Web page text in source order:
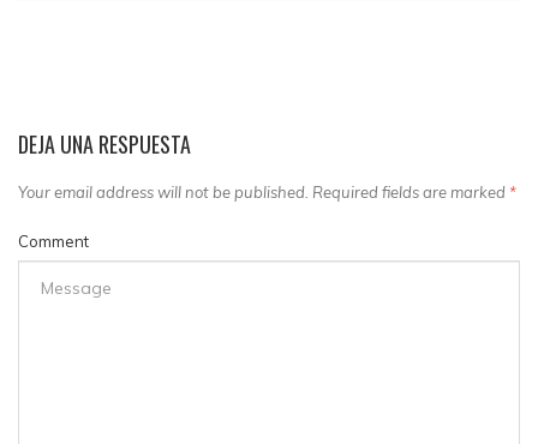
DEJA UNA RESPUESTA
Your email address will not be published. Required fields are marked *
Comment